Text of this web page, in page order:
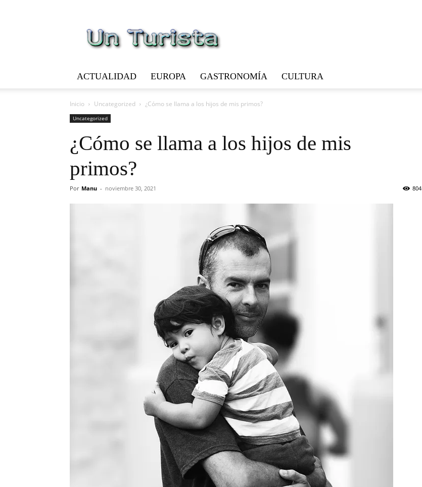
Turista
ACTUALIDAD EUROPA GASTRONOMÍA CULTURA
Inicio Uncategorized ¿Cómo se llama a los hijos de mis primos?
Uncategorized
¿Cómo se llama a los hijos de mis
primos?
Por Manu - noviembre 30, 2021 804